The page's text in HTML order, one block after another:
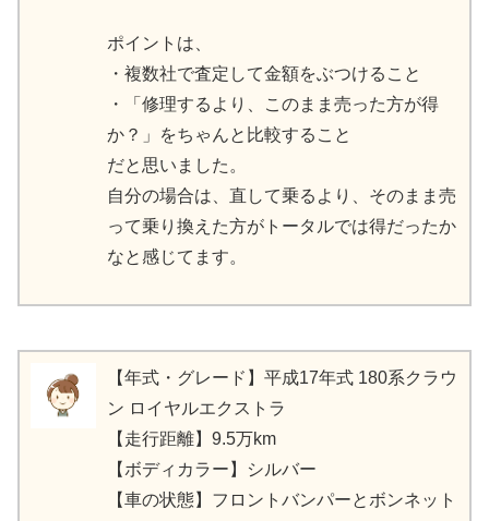
ポイントは、
・複数社で査定して金額をぶつけること
・「修理するより、このまま売った方が得
か？」をちゃんと比較すること
だと思いました。
自分の場合は、直して乗るより、そのまま売
って乗り換えた方がトータルでは得だったか
なと感じてます。
【年式・グレード】平成17年式 180系クラウ
ン ロイヤルエクストラ
【走行距離】9.5万km
【ボディカラー】シルバー
【車の状態】フロントバンパーとボンネット